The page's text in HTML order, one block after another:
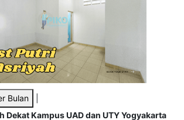
Bulan
Dekat Kampus UAD dan UTY Yogyakarta